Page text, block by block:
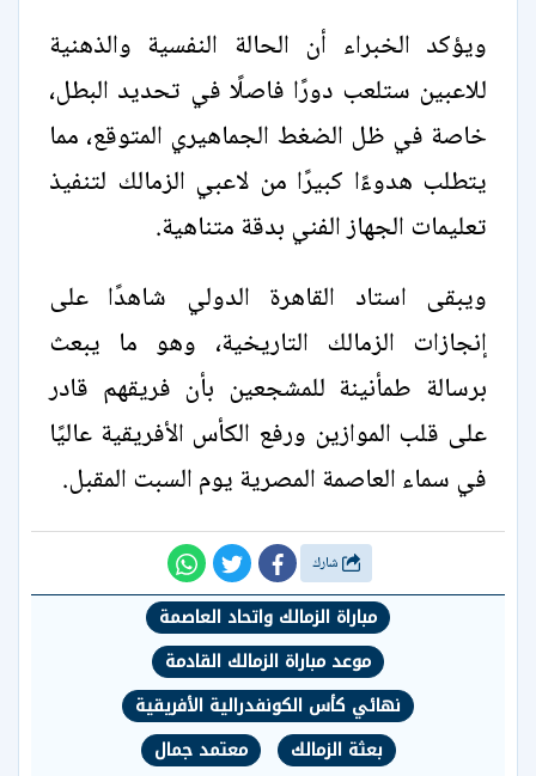
ويؤكد الخبراء أن الحالة النفسية والذهنية
للاعبين ستلعب دورًا فاصلًا في تحديد البطل،
خاصة في ظل الضغط الجماهيري المتوقع، مما
يتطلب هدوءًا كبيرًا من لاعبي الزمالك لتنفيذ
تعليمات الجهاز الفني بدقة متناهية.
ويبقى استاد القاهرة الدولي شاهدًا على
إنجازات الزمالك التاريخية، وهو ما يبعث
برسالة طمأنينة للمشجعين بأن فريقهم قادر
على قلب الموازين ورفع الكأس الأفريقية عاليًا
في سماء العاصمة المصرية يوم السبت المقبل.
مباراة الزمالك واتحاد العاصمة
موعد مباراة الزمالك القادمة
نهائي كأس الكونفدرالية الأفريقية
بعثة الزمالك
معتمد جمال